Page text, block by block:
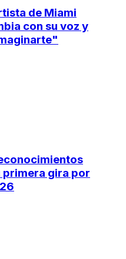
de Miami
con su voz y
gira por